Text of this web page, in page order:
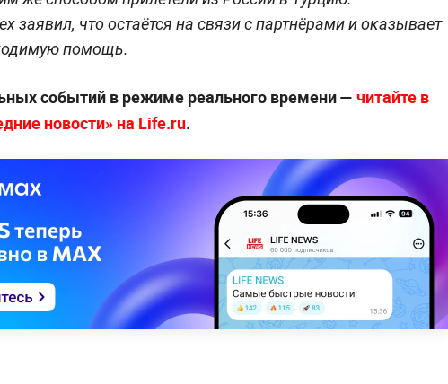
заявил, что остаётся на связи с партнёрами и оказывает
помощь.
событий в режиме реального времени — читайте в
новости» на Life.ru.